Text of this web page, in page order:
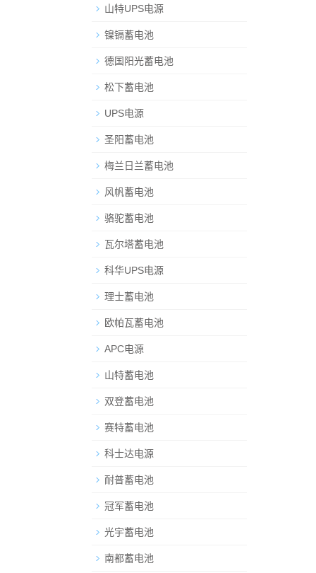
山特UPS电源
镍镉蓄电池
德国阳光蓄电池
松下蓄电池
UPS电源
圣阳蓄电池
梅兰日兰蓄电池
风帆蓄电池
骆驼蓄电池
瓦尔塔蓄电池
科华UPS电源
理士蓄电池
欧帕瓦蓄电池
APC电源
山特蓄电池
双登蓄电池
赛特蓄电池
科士达电源
耐普蓄电池
冠军蓄电池
光宇蓄电池
南都蓄电池